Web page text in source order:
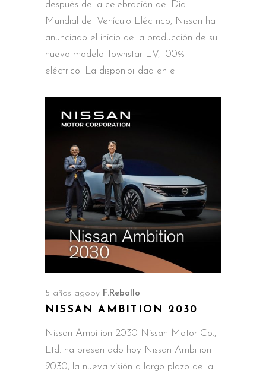
después de la celebración del Día
Mundial del Vehículo Eléctrico, Nissan ha
anunciado el inicio de la producción de su
nuevo modelo Townstar EV, 100%
eléctrico. La disponibilidad en el
5 años ago by F.Rebollo
NISSAN AMBITION 2030
Nissan Ambition 2030 Nissan Motor Co.,
Ltd. ha presentado hoy Nissan Ambition
2030, la nueva visión a largo plazo de la